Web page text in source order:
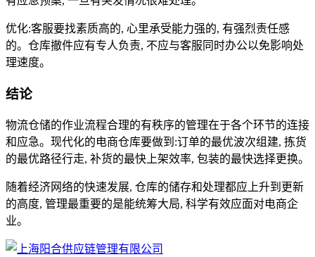
优化:客服要找素质高的, 心里承受能力强的, 有强烈责任感
的。仓库撤件应有专人负责, 不应与客服同时办公以免影响处
理速度。
结论
物流仓储的作业流程合理的有秩序的管理在于各个环节的连接
和应急。现代化的电商仓库要做到:订单的最优波次组建, 拣货
的最优路径行走, 补货的最快上架效率, 包装的最快选择更换。
随着经济网络的快速发展, 仓库的储存和处理都应上升到更新
的高度, 管理最重要的是能统筹大局, 科学有效应面对电商企
业。